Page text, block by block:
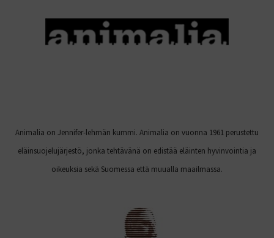
Animalia on Jennifer-lehmän kummi. Animalia on vuonna 1961 perustettu
eläinsuojelujärjestö, jonka tehtävänä on edistää eläinten hyvinvointia ja
oikeuksia sekä Suomessa että muualla maailmassa.